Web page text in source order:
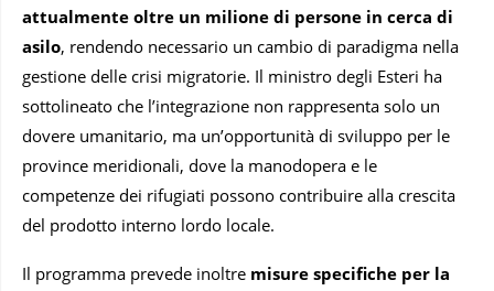
attualmente oltre un milione di persone in cerca di
asilo, rendendo necessario un cambio di paradigma nella
gestione delle crisi migratorie. Il ministro degli Esteri ha
sottolineato che l’integrazione non rappresenta solo un
dovere umanitario, ma un’opportunità di sviluppo per le
province meridionali, dove la manodopera e le
competenze dei rifugiati possono contribuire alla crescita
del prodotto interno lordo locale.
Il programma prevede inoltre misure specifiche per la